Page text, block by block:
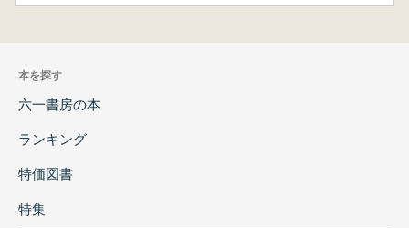
本を探す
六一書房の本
ランキング
特価図書
特集